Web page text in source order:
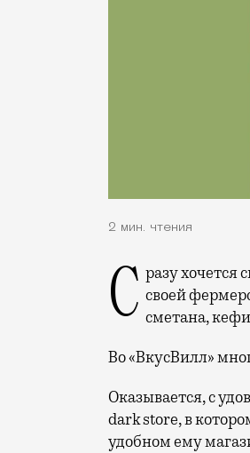
2 мин. чтения
Сразу хочется спросить: а что, так можно было? «ВкусВилл» безмерно гордится своей
сметана,
Во «ВкусВилл»
Оказывается, с
dark store, в
удобном ему